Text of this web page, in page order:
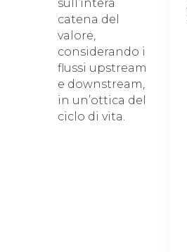
sull’intera
catena del
valore,
considerando i
flussi upstream
e downstream,
in un’ottica del
ciclo di vita.